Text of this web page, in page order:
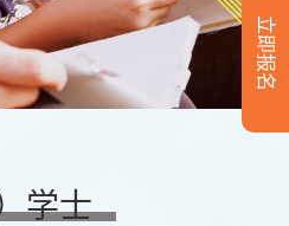
立即报名
学士